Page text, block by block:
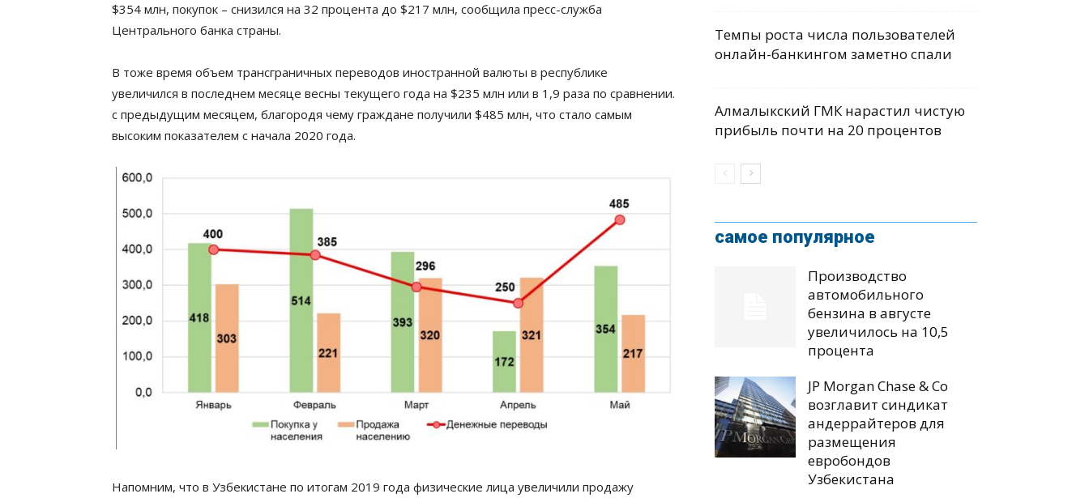
$354 млн, покупок – снизился на 32 процента до $217 млн, сообщила пресс-служба
Центрального банка страны.
В тоже время объем трансграничных переводов иностранной валюты в республикe
увеличился в последнем месяце весны текущего года на $235 млн или в 1,9 раза по сравнении.
с предыдущим месяцем, благородя чему граждане получили $485 млн, что стало самым
высоким показателем с начала 2020 года.
Напомним, что в Узбекистане по итогам 2019 года физические лица увеличили продажу
Темпы роста числа пользователей
онлайн-банкингом заметно спали
Алмалыкский ГМК нарастил чистую
прибыль почти на 20 процентов
самое популярное
Производство
автомобильного
бензина в августе
увеличилось на 10,5
процента
JP Morgan Chase & Co
возглавит синдикат
андеррайтеров для
размещения
евробондов
Узбекистана